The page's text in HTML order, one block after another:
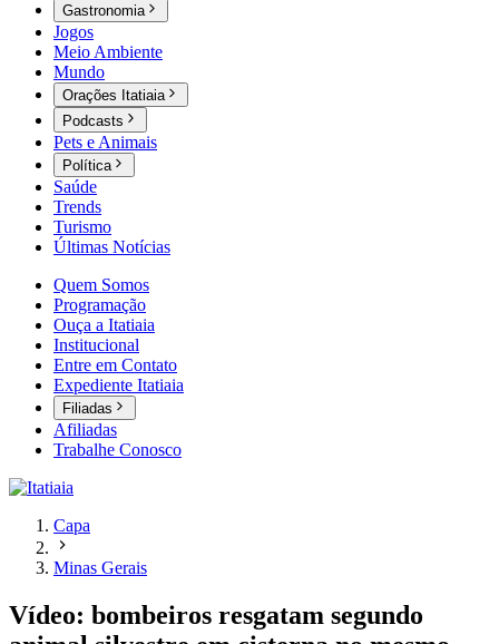
Gastronomia
Jogos
Meio Ambiente
Mundo
Orações Itatiaia
Podcasts
Pets e Animais
Política
Saúde
Trends
Turismo
Últimas Notícias
Quem Somos
Programação
Ouça a Itatiaia
Institucional
Entre em Contato
Expediente Itatiaia
Filiadas
Afiliadas
Trabalhe Conosco
Capa
Minas Gerais
Vídeo: bombeiros resgatam segundo